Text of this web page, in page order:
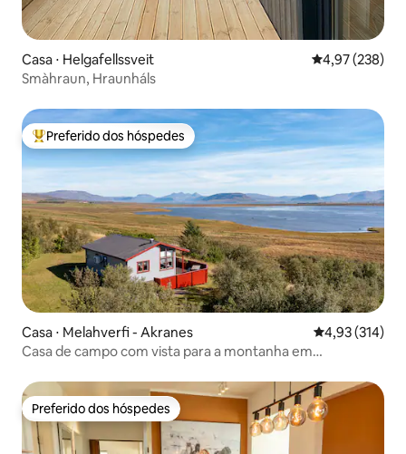
Casa ⋅ Helgafellssveit 4,97 de uma
4,97 (238)
Smàhraun, Hraunháls
Entre os melhores preferidos dos hóspedes
Preferido dos hóspedes
Casa ⋅ Melahverfi - Akranes 4,93 de uma
4,93 (314)
Casa de campo com vista para a montanha em
Preferido dos hóspedes
Preferido dos hóspedes